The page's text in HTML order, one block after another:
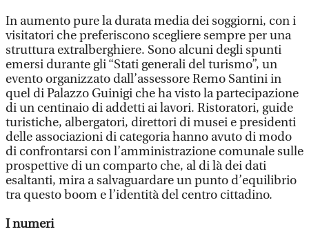
In aumento pure la durata media dei soggiorni, con i
visitatori che preferiscono scegliere sempre per una
struttura extralberghiere. Sono alcuni degli spunti
emersi durante gli “Stati generali del turismo”, un
evento organizzato dall’assessore Remo Santini in
quel di Palazzo Guinigi che ha visto la partecipazione
di un centinaio di addetti ai lavori. Ristoratori, guide
turistiche, albergatori, direttori di musei e presidenti
delle associazioni di categoria hanno avuto di modo
di confrontarsi con l’amministrazione comunale sulle
prospettive di un comparto che, al di là dei dati
esaltanti, mira a salvaguardare un punto d’equilibrio
tra questo boom e l’identità del centro cittadino.
I numeri